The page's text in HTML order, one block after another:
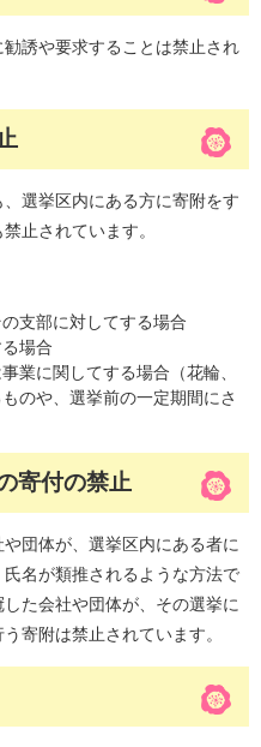
誘や要求することは禁止され
選挙区内にある方に寄附をす
止されています。
支部に対してする場合
場合
業に関してする場合（花輪、
のや、選挙前の一定期間にさ
寄付の禁止
団体が、選挙区内にある者に
名が類推されるような方法で
た会社や団体が、その選挙に
寄附は禁止されています。